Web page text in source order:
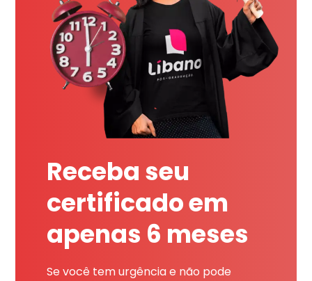
Receba seu
certificado em
apenas 6 meses
Se você tem urgência e não pode